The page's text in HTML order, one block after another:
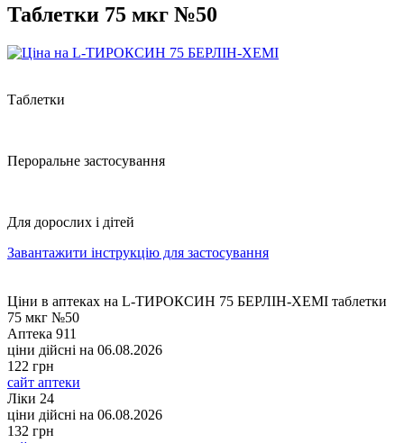
Таблетки 75 мкг №50
Таблетки
Пероральне застосування
Для дорослих і дітей
Завантажити інструкцію для застосування
Ціни в аптеках на L-ТИРОКСИН 75 БЕРЛІН-ХЕМІ таблетки
75 мкг №50
Аптека 911
ціни дійсні на 06.08.2026
122 грн
сайт аптеки
Ліки 24
ціни дійсні на 06.08.2026
132 грн